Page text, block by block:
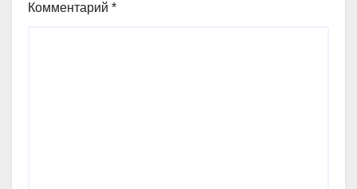
Комментарий *